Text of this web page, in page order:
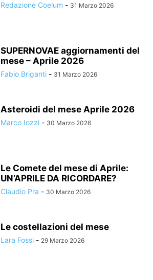
Redazione Coelum - 31 Marzo 2026
SUPERNOVAE aggiornamenti del
mese – Aprile 2026
Fabio Briganti - 31 Marzo 2026
Asteroidi del mese Aprile 2026
Marco Iozzi - 30 Marzo 2026
Le Comete del mese di Aprile:
UN’APRILE DA RICORDARE?
Claudio Pra - 30 Marzo 2026
Le costellazioni del mese
Lara Fossi - 29 Marzo 2026